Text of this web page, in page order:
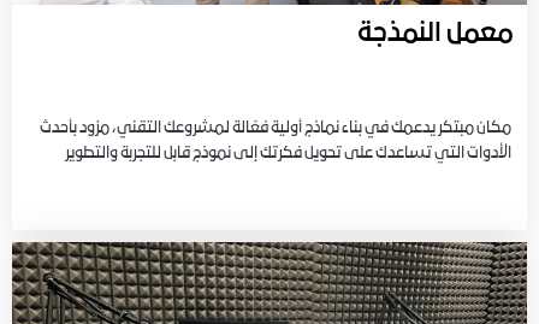
معمل النمذجة
مكان مبتكر يدعمك في بناء نماذج أولية فعّالة لمشروعك التقني، مزود بأحدث
الأدوات التي تساعدك على تحويل فكرتك إلى نموذج قابل للتجربة والتطوير